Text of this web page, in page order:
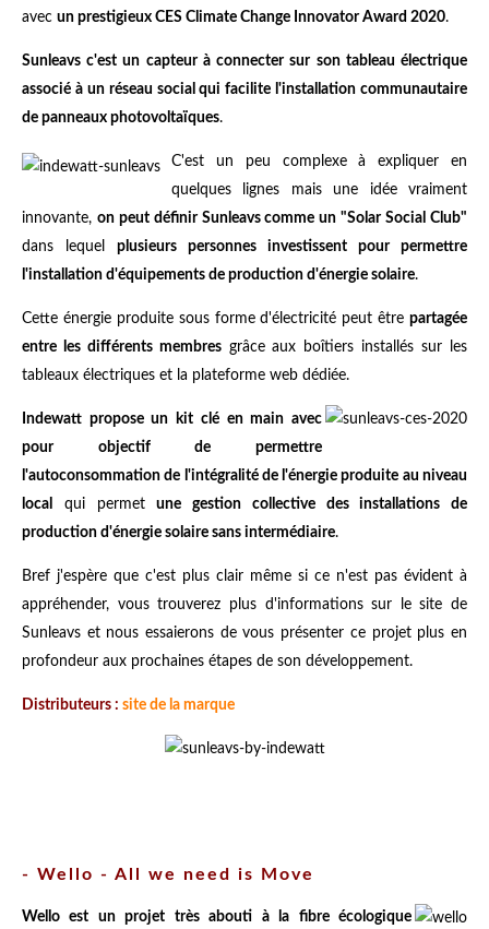
avec un prestigieux CES Climate Change Innovator Award 2020.
Sunleavs c'est un capteur à connecter sur son tableau électrique
associé à un réseau social qui facilite l'installation communautaire
de panneaux photovoltaïques.
C'est un peu complexe à expliquer en
quelques lignes mais une idée vraiment
innovante, on peut définir Sunleavs comme un "Solar Social Club"
dans lequel plusieurs personnes investissent pour permettre
l'installation d'équipements de production d'énergie solaire.
Cette énergie produite sous forme d'électricité peut être partagée
entre les différents membresgrâce aux boîtiers installés sur les
tableaux électriques et la plateforme web dédiée.
Indewatt propose un kit clé en main avec
pour objectif de permettre
l'autoconsommation de l'intégralité de l'énergie produite au niveau
local
qui permetune gestion collective des installations de
production d'énergie solaire sans intermédiaire.
Bref j'espère que c'est plus clair même si ce n'est pas évident à
appréhender, vous trouverez plus d'informations sur le site de
Sunleavs et nous essaierons de vous présenter ce projet plus en
profondeur aux prochaines étapes de son développement.
Distributeurs : site de la marque
- Wello - All we need is Move
Wello est un projet très abouti à la fibre écologique